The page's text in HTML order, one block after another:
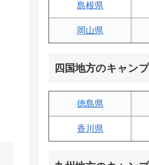
島根県
岡山県
四国地方のキャン
徳島県
香川県